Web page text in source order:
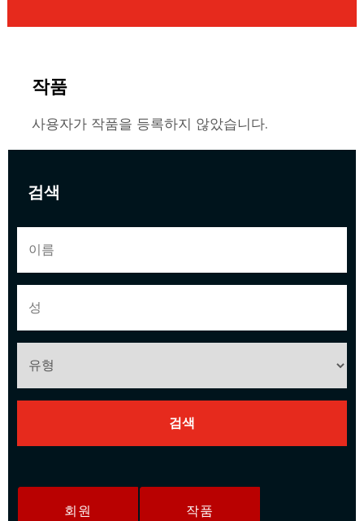
검색
회원 작품
작품
사용자가 작품을 등록하지 않았습니다.